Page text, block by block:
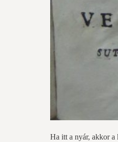
Ha itt a nyár, akkor a